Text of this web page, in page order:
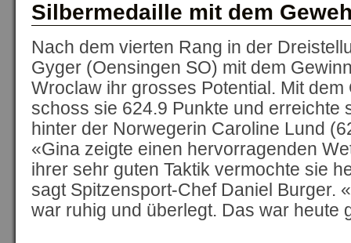
Silbermedaille mit dem
Nach dem vierten Rang in der
Gyger (Oensingen SO) mit dem
Wroclaw ihr grosses Potential. Mit
schoss sie 624.9 Punkte und erreichte
hinter der Norwegerin Caroline Lund
«Gina zeigte einen hervorragenden
ihrer sehr guten Taktik vermochte sie
sagt Spitzensport-Chef Daniel Burger.
war ruhig und überlegt. Das war heute